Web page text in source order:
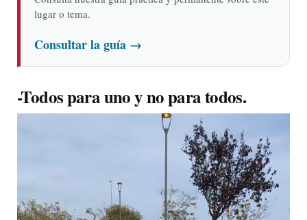
lugar o tema.
Consultar la guía →
-Todos para uno y no para todos.